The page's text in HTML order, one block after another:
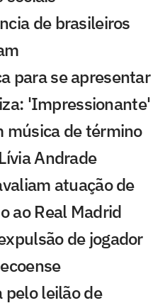
de brasileiros
para se apresentar
'Impressionante'
música de término
Andrade
atuação de
ao Real Madrid
de jogador
pelo leilão de